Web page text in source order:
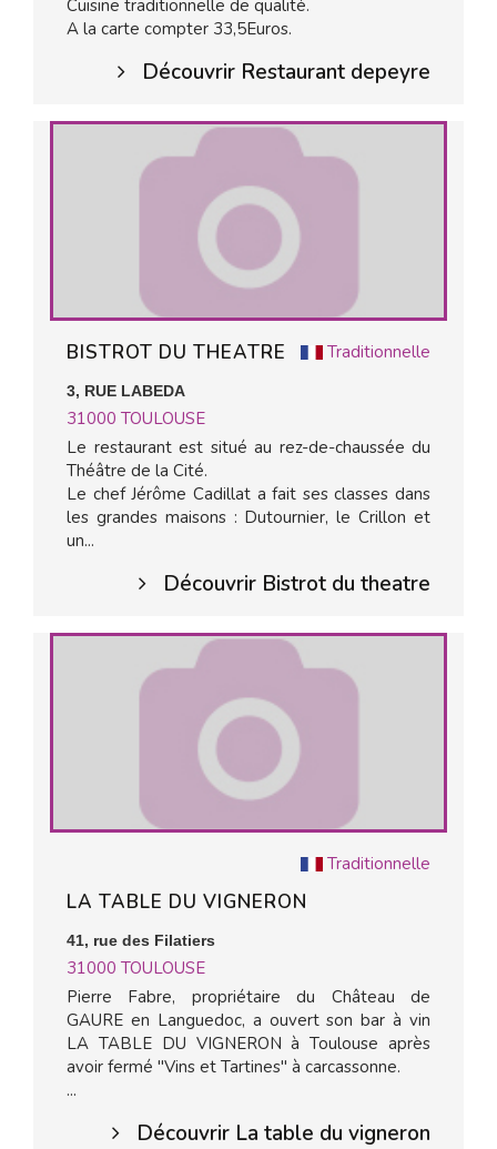
Cuisine traditionnelle de qualité.
A la carte compter 33,5Euros.
Découvrir Restaurant depeyre
Traditionnelle
BISTROT DU THEATRE
3, RUE LABEDA
31000 TOULOUSE
Le restaurant est situé au rez-de-chaussée du
Théâtre de la Cité.
Le chef Jérôme Cadillat a fait ses classes dans
les grandes maisons : Dutournier, le Crillon et
un...
Découvrir Bistrot du theatre
Traditionnelle
LA TABLE DU VIGNERON
41, rue des Filatiers
31000 TOULOUSE
Pierre Fabre, propriétaire du Château de
GAURE en Languedoc, a ouvert son bar à vin
LA TABLE DU VIGNERON à Toulouse après
avoir fermé "Vins et Tartines" à carcassonne.
...
Découvrir La table du vigneron